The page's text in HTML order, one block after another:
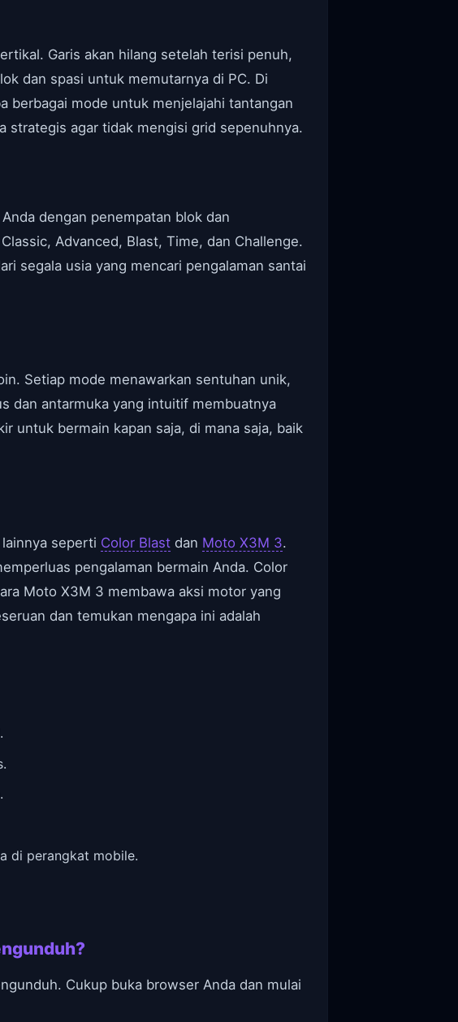
Garis akan hilang setelah terisi penuh,
dan spasi untuk memutarnya di PC. Di
berbagai mode untuk menjelajahi tantangan
strategis agar tidak mengisi grid sepenuhnya.
dengan penempatan blok dan
Advanced, Blast, Time, dan Challenge.
segala usia yang mencari pengalaman santai
Setiap mode menawarkan sentuhan unik,
dan antarmuka yang intuitif membuatnya
untuk bermain kapan saja, di mana saja, baik
seperti Color Blast dan Moto X3M 3.
pengalaman bermain Anda. Color
Moto X3M 3 membawa aksi motor yang
dan temukan mengapa ini adalah
di perangkat mobile.
Cukup buka browser Anda dan mulai